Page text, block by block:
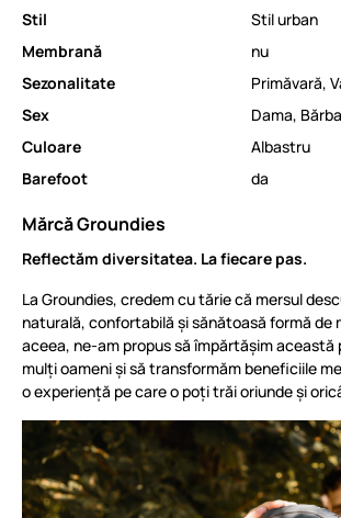
Stil
Stil urban
Membrană
nu
Sezonalitate
Primăvară,
Sex
Dama,
Culoare
Albastru
Barefoot
da
Mărcă Groundies
Reflectăm diversitatea. La fiecare pas.
La Groundies, credem cu tărie că mersul
naturală, confortabilă și sănătoasă formă de
aceea, ne-am propus să împărtășim această
mulți oameni și să transformăm beneficiile
o experiență pe care o poți trăi oriunde și